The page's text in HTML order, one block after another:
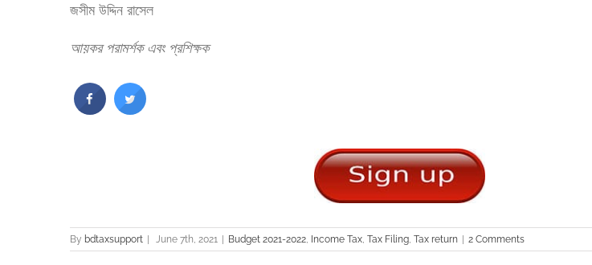
জসীম উদ্দিন রাসেল
আয়কর পরামর্শক এবং প্রশিক্ষক
By bdtaxsupport | June 7th, 2021 | Budget 2021-2022 Income Tax Tax Filing Tax return | 2 Comments